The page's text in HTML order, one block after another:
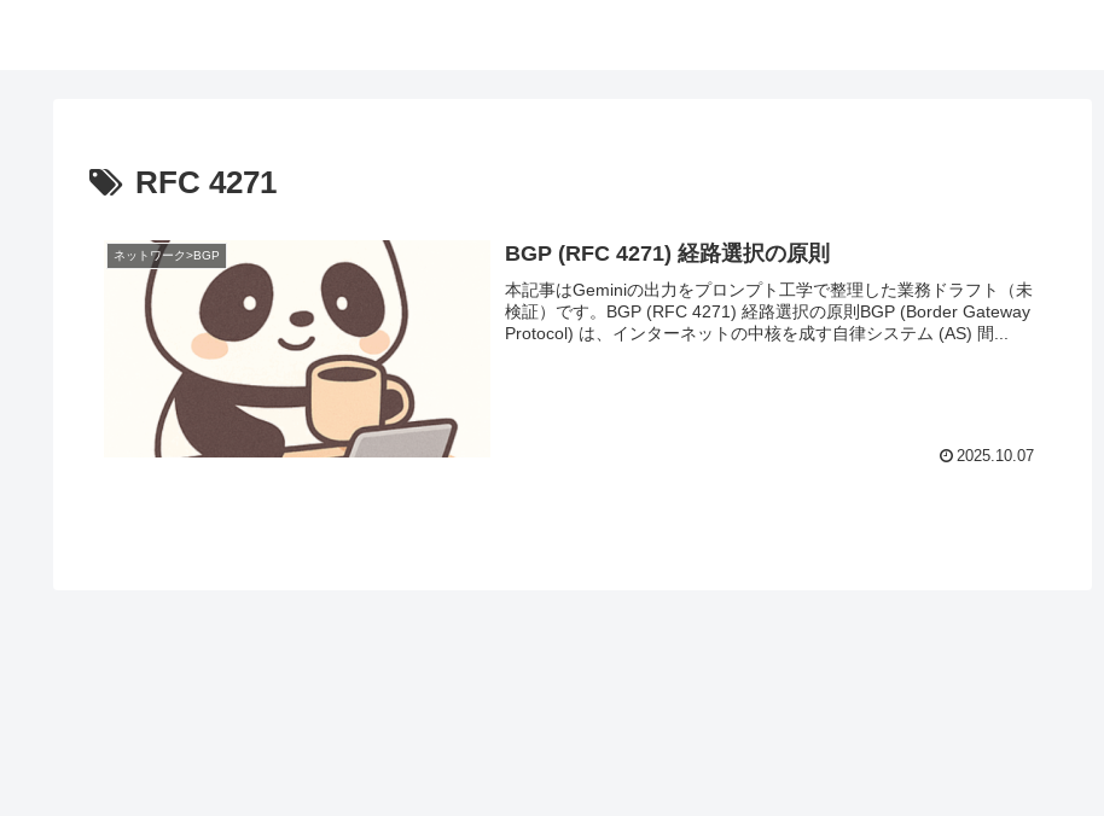
RFC 4271
ネットワーク>BGP BGP (RFC 4271) 経路選択の原則
本記事はGeminiの出力をプロンプト工学で整理した業務ドラフト（未
検証）です。BGP (RFC 4271) 経路選択の原則BGP (Border Gateway
Protocol) は、インターネットの中核を成す自律システム (AS) 間...
2025.10.07